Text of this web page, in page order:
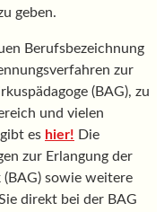
geben.
Berufsbezeichnung
zur
(BAG), zu
und vielen
es hier! Die
zur Erlangung der
(BAG) sowie weitere
direkt bei der BAG